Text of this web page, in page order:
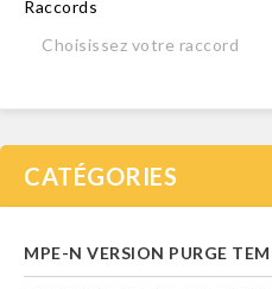
Raccords
Choisissez votre raccord
CATÉGORIES
MPE-N VERSION PURGE